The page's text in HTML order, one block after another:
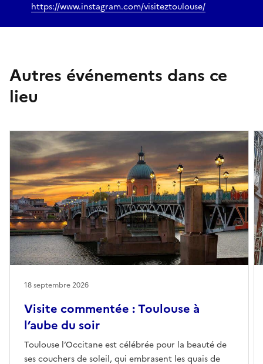
https://www.instagram.com/visiteztoulouse/
Autres événements dans ce
lieu
Visite commentée : Toulouse à
l’aube du soir
Toulouse l’Occitane est célébrée pour la beauté de
ses couchers de soleil, qui embrasent les quais de
18 septembre 2026